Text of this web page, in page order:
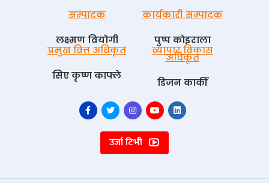
सम्पादक
लक्ष्मण वियोगी
कार्यकारी सम्पादक
पुष्प काेइराला
प्रमुख वित्त अधिकृत
सिए कृष्ण काफ्ले
व्यापार विकास
अधिकृत
डिजन कार्की
उर्जा टिभी